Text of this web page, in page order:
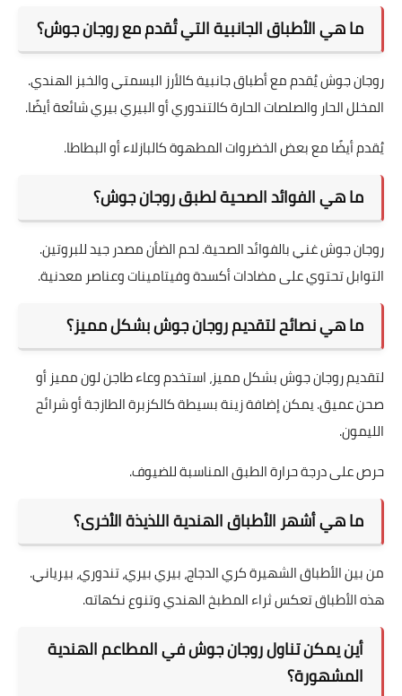
ما هي الأطباق الجانبية التي تُقدم مع روجان جوش؟
روجان جوش يُقدم مع أطباق جانبية كالأرز البسمتي والخبز الهندي.
المخلل الحار والصلصات الحارة كالتندوري أو البيري بيري شائعة أيضًا.
يُقدم أيضًا مع بعض الخضروات المطهوة كالبازلاء أو البطاطا.
ما هي الفوائد الصحية لطبق روجان جوش؟
روجان جوش غني بالفوائد الصحية. لحم الضأن مصدر جيد للبروتين.
التوابل تحتوي على مضادات أكسدة وفيتامينات وعناصر معدنية.
ما هي نصائح لتقديم روجان جوش بشكل مميز؟
لتقديم روجان جوش بشكل مميز، استخدم وعاء طاجن لون مميز أو
صحن عميق. يمكن إضافة زينة بسيطة كالكزبرة الطازجة أو شرائح
الليمون.
حرص على درجة حرارة الطبق المناسبة للضيوف.
ما هي أشهر الأطباق الهندية اللذيذة الأخرى؟
من بين الأطباق الشهيرة كري الدجاج، بيري بيري، تندوري، بيرياني.
هذه الأطباق تعكس ثراء المطبخ الهندي وتنوع نكهاته.
أين يمكن تناول روجان جوش في المطاعم الهندية
المشهورة؟